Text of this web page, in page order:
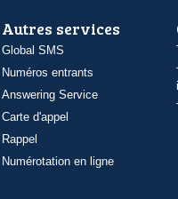
Autres services
Global SMS
Numéros entrants
Answering Service
Carte d'appel
Rappel
Numérotation en ligne